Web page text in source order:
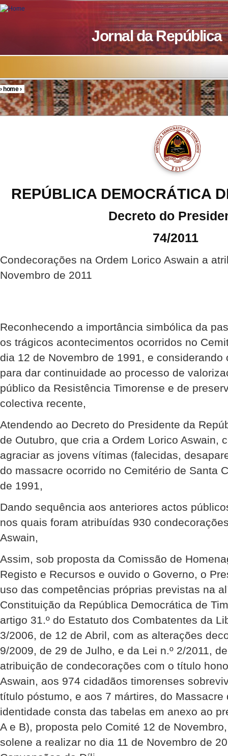
Skip to main content
Jornal da República
You are here
›home›
REPÚBLICA DEMOCRÁTICA
Decreto do
74/2011
Condecorações na Ordem Lorico Aswain a
Novembro de 2011
Reconhecendo a importância simbólica da
os trágicos acontecimentos ocorridos no
dia 12 de Novembro de 1991, e considerando
para dar continuidade ao processo de
público da Resistência Timorense e de
colectiva recente,
Atendendo ao Decreto do Presidente da
de Outubro, que cria a Ordem Lorico Aswain,
agraciar as jovens vítimas (falecidas,
do massacre ocorrido no Cemitério de Santa
de 1991,
Dando sequência aos anteriores actos
nos quais foram atribuídas 930
Aswain,
Assim, sob proposta da Comissão de
Registo e Recursos e ouvido o Governo, o
uso das competências próprias previstas na
Constituição da República Democrática de
artigo 31.º do Estatuto dos Combatentes da
3/2006, de 12 de Abril, com as alterações
9/2009, de 29 de Julho, e da Lei n.º 2/2011,
atribuição de condecorações com o título
Aswain, aos 974 cidadãos timorenses
título póstumo, e aos 7 mártires, do Massacre
identidade consta das tabelas em anexo ao
A e B), proposta pelo Comité 12 de
solene a realizar no dia 11 de Novembro de